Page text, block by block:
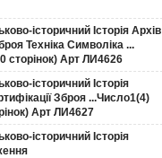
історичний Історія Архів
Техніка Символіка ...
сторінок) Арт ЛИ4626
історичний Історія
Зброя ...Число1(4)
Арт ЛИ4627
історичний Історія